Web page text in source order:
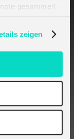
gesammelt
zeigen
Managed-
das
Sie bildet
und